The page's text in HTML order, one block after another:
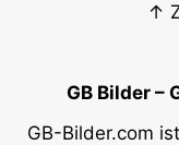
↑
GB Bilder –
GB-Bilder.com